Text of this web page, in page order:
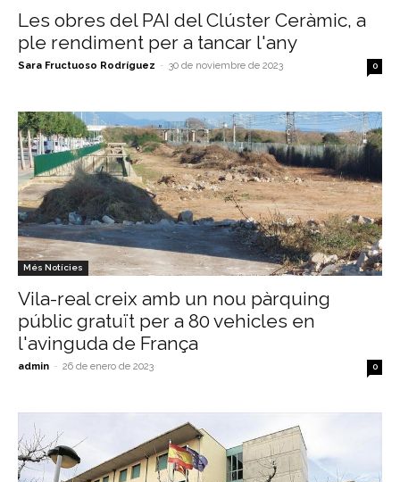
Les obres del PAI del Clúster Ceràmic, a
ple rendiment per a tancar l'any
Sara Fructuoso Rodríguez - 30 de noviembre de 2023 0
Més Notícies
Vila-real creix amb un nou pàrquing
públic gratuït per a 80 vehicles en
l'avinguda de França
admin - 26 de enero de 2023 0